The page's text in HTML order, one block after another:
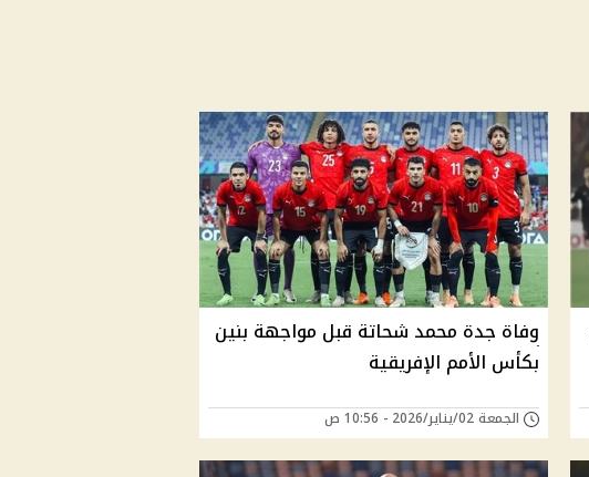
وفاة جدة محمد شحاتة قبل مواجهة بنين
بكأس الأمم الإفريقية
الجمعة 02/يناير/2026 - 10:56 ص